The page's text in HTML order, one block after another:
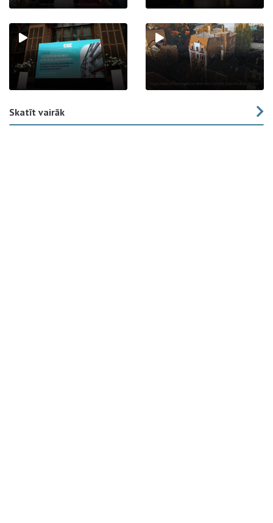
Skatīt vairāk